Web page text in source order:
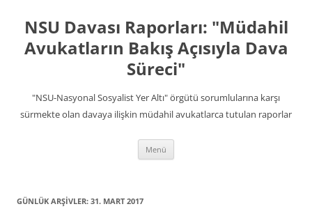
NSU Davası Raporları: "Müdahil
Avukatların Bakış Açısıyla Dava
Süreci"
"NSU-Nasyonal Sosyalist Yer Altı" örgütü sorumlularına karşı
sürmekte olan davaya ilişkin müdahil avukatlarca tutulan raporlar
Menü
GÜNLÜK ARŞIVLER: 31. MART 2017